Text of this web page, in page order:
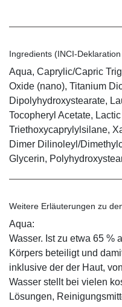
Ingredients (INCI-
Aqua, Caprylic/Capric
Oxide (nano), Titanium
Dipolyhydroxystearate,
Tocopheryl Acetate,
Triethoxycaprylylsilane,
Dimer Dilinoleyl/
Glycerin,
Weitere Erläuterungen zu
Aqua:
Wasser. Ist zu etwa 65 %
Körpers beteiligt und
inklusive der der Haut,
Wasser stellt bei vielen
Lösungen,